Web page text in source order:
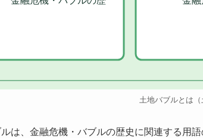
土地バブルとは
は、金融危機・バブルの歴史に関連する用